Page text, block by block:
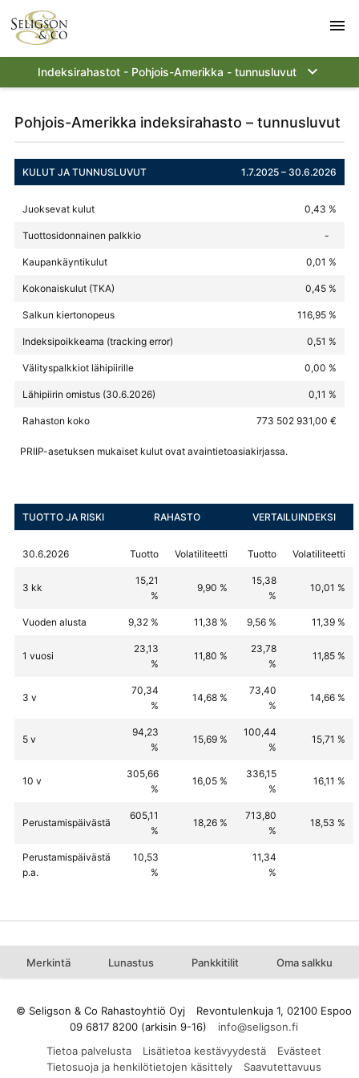
menu
Indeksirahastot - Pohjois-Amerikka - tunnusluvut keyboard_arrow_down
Pohjois-Amerikka indeksirahasto – tunnusluvut
KULUT JA TUNNUSLUVUT 1.7.2025 – 30.6.2026
Juoksevat kulut 0,43 %
Tuottosidonnainen palkkio -
Kaupankäyntikulut 0,01 %
Kokonaiskulut (TKA) 0,45 %
Salkun kiertonopeus 116,95 %
Indeksipoikkeama (tracking error) 0,51 %
Välityspalkkiot lähipiirille 0,00 %
Lähipiirin omistus (30.6.2026) 0,11 %
Rahaston koko 773 502 931,00 €
PRIIP-asetuksen mukaiset kulut ovat avaintietoasiakirjassa.
TUOTTO JA RISKI RAHASTO VERTAILUINDEKSI
30.6.2026 Tuotto Volatiliteetti Tuotto Volatiliteetti
3 kk
15,21
%
9,90 %
15,38
%
10,01 %
Vuoden alusta 9,32 % 11,38 % 9,56 % 11,39 %
1 vuosi
23,13
%
11,80 %
23,78
%
11,85 %
3 v
70,34
%
14,68 %
73,40
%
14,66 %
5 v
94,23
%
15,69 %
100,44
%
15,71 %
10 v
305,66
%
16,05 %
336,15
%
16,11 %
Perustamispäivästä
605,11
%
18,26 %
713,80
%
18,53 %
Perustamispäivästä
p.a.
10,53
%
11,34
%
Merkintä Lunastus Pankkitilit Oma salkku
© Seligson & Co Rahastoyhtiö Oyj
Revontulenkuja 1, 02100 Espoo
09 6817 8200 (arkisin 9-16)
Tietoa palvelusta
Lisätietoa kestävyydestä
Evästeet
Tietosuoja ja henkilötietojen käsittely
Saavutettavuus